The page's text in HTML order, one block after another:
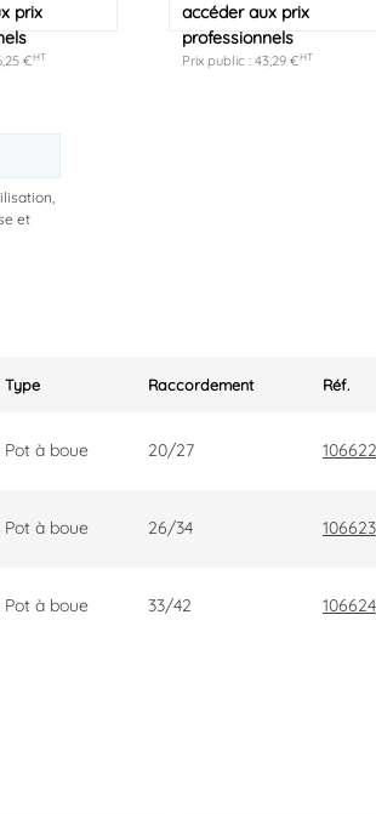
prix
€HT
accéder aux prix
professionnels
Prix public : 43,29 €HT
et
Type Raccordement Réf.
Pot à boue 20/27 106622
Pot à boue 26/34 106623
Pot à boue 33/42 106624